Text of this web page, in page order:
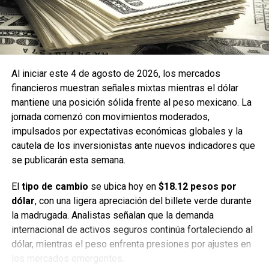
financiero. El mercado mantiene una tendencia positiva
moderada, en espera de reportes corporativos y
movimientos en Wall Street.
Recibe las noticias al instante
Únete al canal oficial de WhatsApp de
Quinto Podery recibe las noticias más
en tu teléfono.
Unirme al canal de WhatsApp
Al iniciar este 4 de agosto de 2026, los mercados
financieros muestran señales mixtas mientras el dólar
mantiene una posición sólida frente al peso mexicano. La
jornada comenzó con movimientos moderados,
impulsados por expectativas económicas globales y la
cautela de los inversionistas ante nuevos indicadores que
se publicarán esta semana.
El tipo de cambio se ubica hoy en $18.12 pesos por
dólar, con una ligera apreciación del billete verde durante
la madrugada. Analistas señalan que la demanda
internacional de activos seguros continúa fortaleciendo al
dólar, mientras el peso enfrenta presiones por ajustes en
los mercados emergentes.